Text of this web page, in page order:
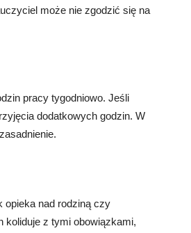
może nie zgodzić się na
pracy tygodniowo. Jeśli
dodatkowych godzin. W
opieka nad rodziną czy
koliduje z tymi obowiązkami,